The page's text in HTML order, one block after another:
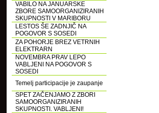
VABILO NA JANUARSKE
ZBORE SAMOORGANIZIRANIH
SKUPNOSTI V MARIBORU
LESTOS ŠE ZADNJIČ NA
POGOVOR S SOSEDI
ZA POHORJE BREZ VETRNIH
ELEKTRARN
NOVEMBRA PRAV LEPO
VABLJENI NA POGOVOR S
SOSEDI
Temelj participacije je zaupanje
SPET ZAČENJAMO Z ZBORI
SAMOORGANIZIRANIH
SKUPNOSTI. VABLJENI!